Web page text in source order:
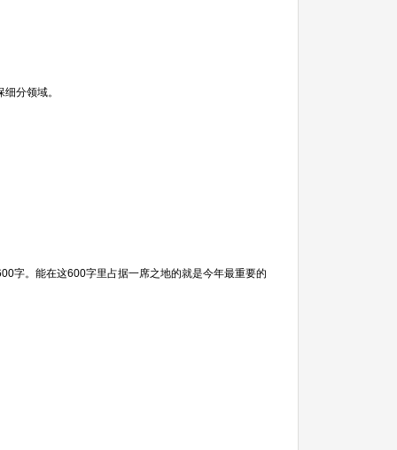
分领域。
字。能在这600字里占据一席之地的就是今年最重要的